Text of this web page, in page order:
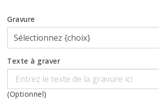
Gravure
Texte à graver
(Optionnel)